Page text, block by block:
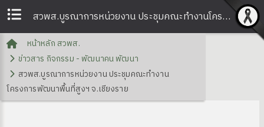
สวพส.บูรณาการหน่วยงาน ประชุมคณะทำงานโครงการพัฒนาพื้นที่สูงฯ จ.เชียงราย | สวพส.
หน้าหลัก สวพส.
ข่าวสาร กิจกรรม - พัฒนาคน พัฒนา
สวพส.บูรณาการหน่วยงาน ประชุมคณะทำงาน
โครงการพัฒนาพื้นที่สูงฯ จ.เชียงราย